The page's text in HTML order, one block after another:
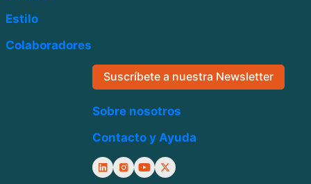
Estilo
Colaboradores
Suscríbete a nuestra Newsletter
Sobre nosotros
Contacto y Ayuda